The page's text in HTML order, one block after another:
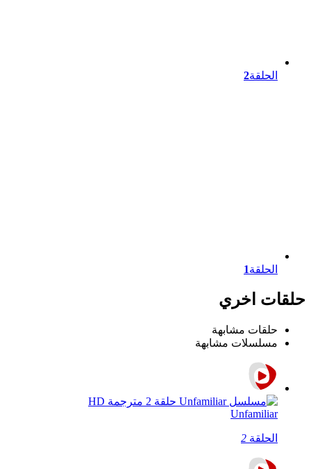
الحلقة2
الحلقة1
حلقات اخري
حلقات مشابهة
مسلسلات مشابهة
Unfamiliar
الحلقة 2